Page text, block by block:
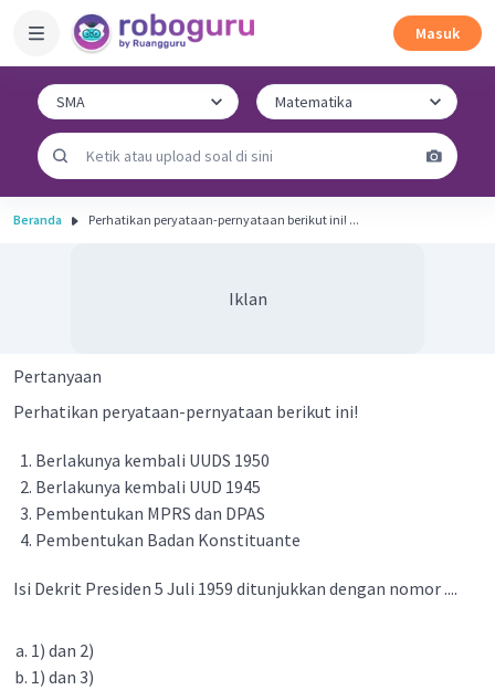
Masuk
Beranda Perhatikan peryataan-pernyataan berikut ini! ...
Iklan
Pertanyaan
Perhatikan peryataan-pernyataan berikut ini!
Berlakunya kembali UUDS 1950
Berlakunya kembali UUD 1945
Pembentukan MPRS dan DPAS
Pembentukan Badan Konstituante
Isi Dekrit Presiden 5 Juli 1959 ditunjukkan dengan nomor ....
1) dan 2)
1) dan 3)